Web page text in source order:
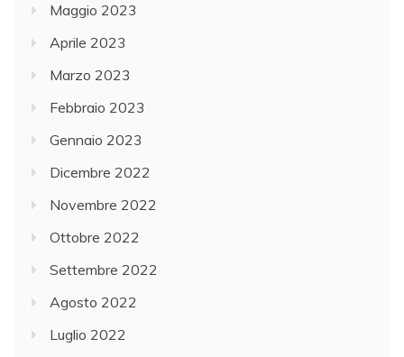
Maggio 2023
Aprile 2023
Marzo 2023
Febbraio 2023
Gennaio 2023
Dicembre 2022
Novembre 2022
Ottobre 2022
Settembre 2022
Agosto 2022
Luglio 2022